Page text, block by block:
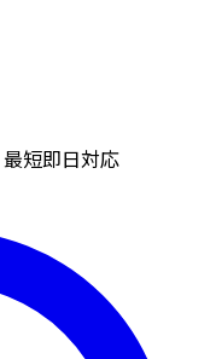
短即日対応